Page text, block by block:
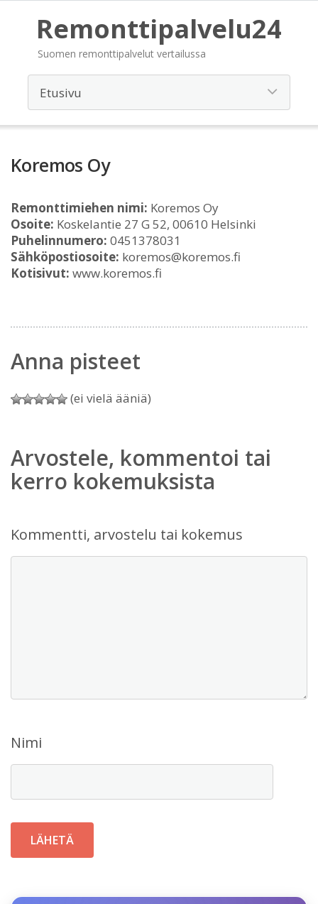
Remonttipalvelu24
Suomen remonttipalvelut vertailussa
Koremos Oy
Remonttimiehen nimi: Koremos Oy
Osoite: Koskelantie 27 G 52, 00610 Helsinki
Puhelinnumero: 0451378031
Sähköpostiosoite: koremos@koremos.fi
Kotisivut: www.koremos.fi
Anna pisteet
(ei vielä ääniä)
Arvostele, kommentoi tai
kerro kokemuksista
Kommentti, arvostelu tai kokemus
Nimi